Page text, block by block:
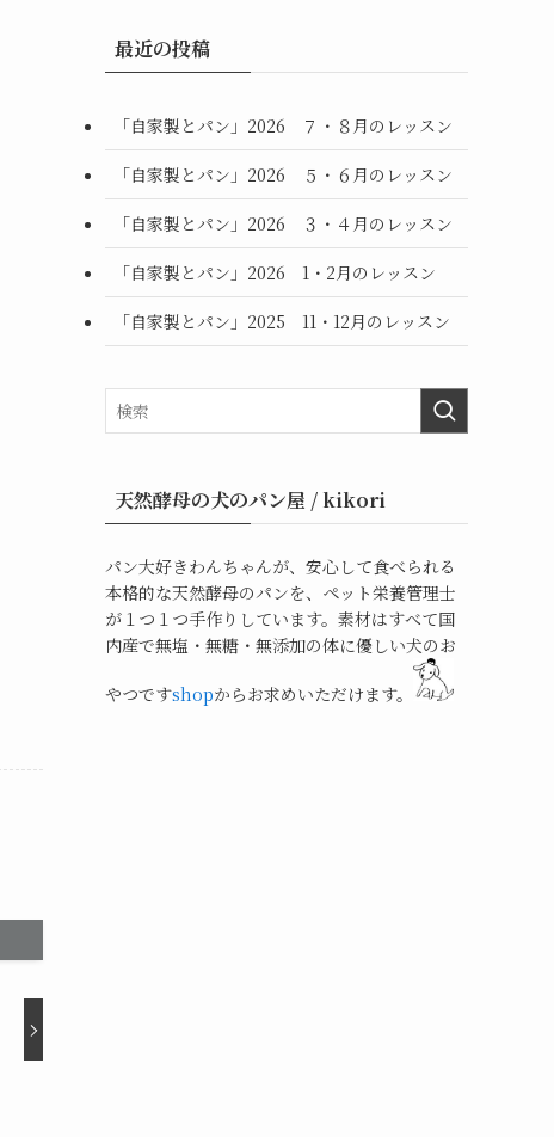
最近の投稿
「自家製とパン」2026 ７・８月のレッスン
「自家製とパン」2026 ５・６月のレッスン
「自家製とパン」2026 ３・４月のレッスン
「自家製とパン」2026 1・2月のレッスン
「自家製とパン」2025 11・12月のレッスン
天然酵母の犬のパン屋 / kikori
パン大好きわんちゃんが、安心して食べられる
本格的な天然酵母のパンを、ペット栄養管理士
が１つ１つ手作りしています。素材はすべて国
内産で無塩・無糖・無添加の体に優しい犬のお
やつですshopからお求めいただけます。